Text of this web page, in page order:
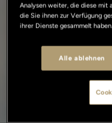
Analysen weiter, die diese mit
die Sie ihnen zur Verfügung
ihrer Dienste gesammelt haben.
Alle ablehnen